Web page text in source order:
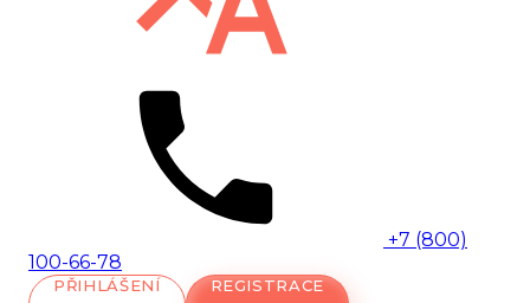
+7 (800)
100-66-78
PŘIHLÁŠENÍ REGISTRACE